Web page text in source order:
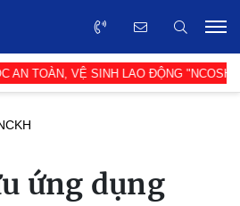
VỆ SINH LAO ĐỘNG "NCOSH-2026"
ứng dụng